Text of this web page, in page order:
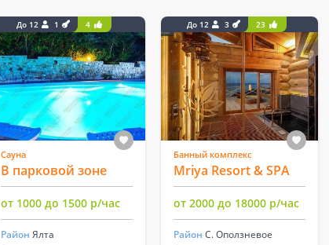
До 12 1 4
Сауна
В парковой зоне
от 1000 до 1500 р/час
Район Ялта
До 12 3 23
Банный комплекс
Mriya Resort & SPA
от 2000 до 18000 р/час
Район С. Оползневое